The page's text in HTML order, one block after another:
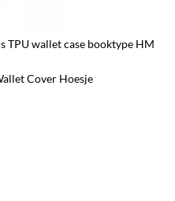
TPU wallet case booktype HM
Cover Hoesje